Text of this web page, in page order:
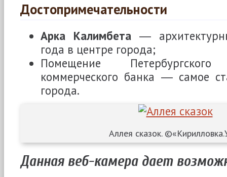
Достопримечательности
Арка Калимбета ―
года в центре города;
Помещение Петербургского
коммерческого банка ― самое
города.
Аллея сказок.
Данная веб-камера дает